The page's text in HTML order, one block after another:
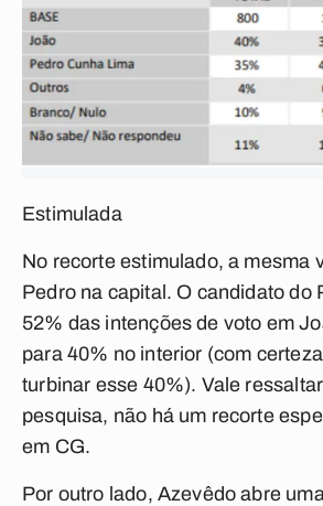
Estimulada
No recorte estimulado, a mesma
Pedro na capital. O candidato do
52% das intenções de voto em
para 40% no interior (com
turbinar esse 40%). Vale
pesquisa, não há um recorte
em CG.
Por outro lado, Azevêdo abre